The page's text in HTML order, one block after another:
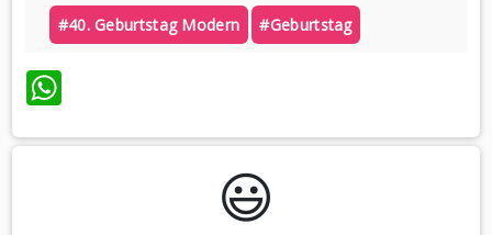
#40. Geburtstag Modern #geburtstag
WhatsApp
😃️